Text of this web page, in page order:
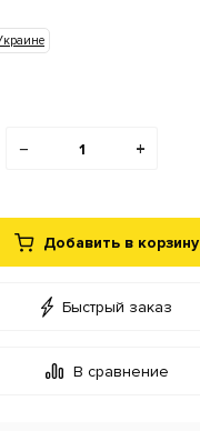
− +
Добавить в корзину
Быстрый заказ
В сравнение